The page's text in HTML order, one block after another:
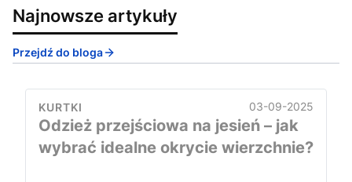
Najnowsze artykuły
Przejdź do bloga
KURTKI 03-09-2025
Odzież przejściowa na jesień – jak
wybrać idealne okrycie wierzchnie?